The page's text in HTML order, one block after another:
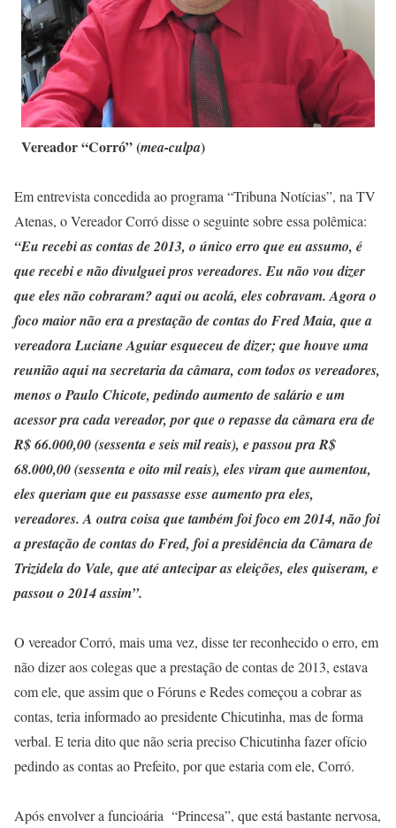
Vereador “Corró” (mea-culpa)
Em entrevista concedida ao programa “Tribuna Notícias”, na TV
Atenas, o Vereador Corró disse o seguinte sobre essa polêmica:
“Eu recebi as contas de 2013, o único erro que eu assumo, é
que recebi e não divulguei pros vereadores. Eu não vou dizer
que eles não cobraram? aqui ou acolá, eles cobravam. Agora o
foco maior não era a prestação de contas do Fred Maia, que a
vereadora Luciane Aguiar esqueceu de dizer; que houve uma
reunião aqui na secretaria da câmara, com todos os vereadores,
menos o Paulo Chicote, pedindo aumento de salário e um
acessor pra cada vereador, por que o repasse da câmara era de
R$ 66.000,00 (sessenta e seis mil reais), e passou pra R$
68.000,00 (sessenta e oito mil reais), eles viram que aumentou,
eles queriam que eu passasse esse aumento pra eles,
vereadores. A outra coisa que também foi foco em 2014, não foi
a prestação de contas do Fred, foi a presidência da Câmara de
Trizidela do Vale, que até antecipar as eleições, eles quiseram, e
passou o 2014 assim”.
O vereador Corró, mais uma vez, disse ter reconhecido o erro, em
não dizer aos colegas que a prestação de contas de 2013, estava
com ele, que assim que o Fóruns e Redes começou a cobrar as
contas, teria informado ao presidente Chicutinha, mas de forma
verbal. E teria dito que não seria preciso Chicutinha fazer ofício
pedindo as contas ao Prefeito, por que estaria com ele, Corró.
Após envolver a funcioária “Princesa”, que está bastante nervosa,